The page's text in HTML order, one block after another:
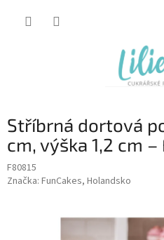
Stříbrná dortová
cm, výška 1,2 cm –
F80815
Značka: FunCakes, Holandsko